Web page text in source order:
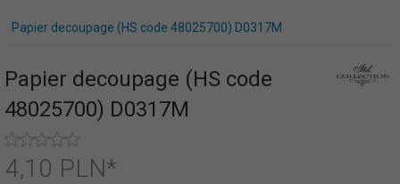
Papier decoupage (HS code 48025700) D0317M
Papier decoupage (HS code
48025700) D0317M
4,10 PLN*